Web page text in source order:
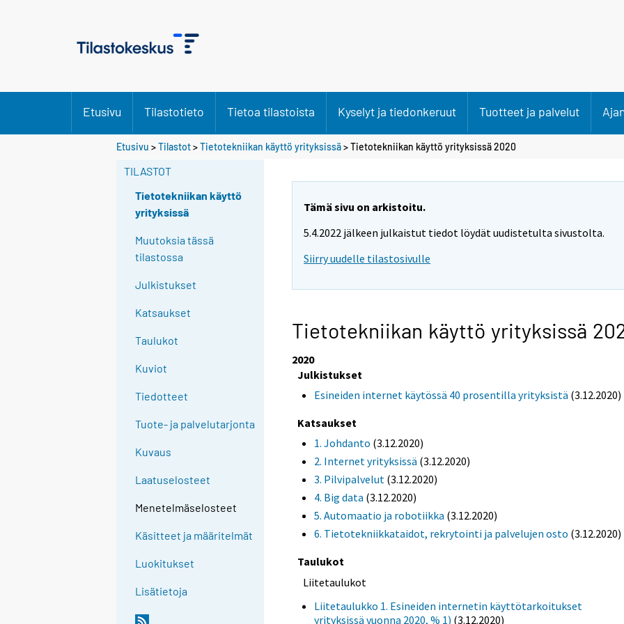
Etusivu Tilastotieto Tietoa tilastoista Kyselyt ja tiedonkeruut Tuotteet ja palvelut
Etusivu >Tilastot>Tietotekniikan käyttö yrityksissä> Tietotekniikan käyttö yrityksissä 2020
TILASTOT
Tietotekniikan käyttö
yrityksissä
Muutoksia tässä
tilastossa
Julkistukset
Katsaukset
Taulukot
Kuviot
Tiedotteet
Tuote- ja palvelutarjonta
Kuvaus
Laatuselosteet
Menetelmäselosteet
Käsitteet ja määritelmät
Luokitukset
Lisätietoja
Tämä sivu on arkistoitu.
5.4.2022 jälkeen julkaistut tiedot löydät uudistetulta sivustolta.
Siirry uudelle tilastosivulle
Tietotekniikan käyttö yrityksissä
2020
Julkistukset
Esineiden internet käytössä 40 prosentilla yrityksistä (3.12.2020)
Katsaukset
1. Johdanto (3.12.2020)
2. Internet yrityksissä (3.12.2020)
3. Pilvipalvelut (3.12.2020)
4. Big data (3.12.2020)
5. Automaatio ja robotiikka (3.12.2020)
6. Tietotekniikkataidot, rekrytointi ja palvelujen osto (3.12.2020)
Taulukot
Liitetaulukot
Liitetaulukko 1. Esineiden internetin käyttötarkoitukset
yrityksissä vuonna 2020, % 1) (3.12.2020)